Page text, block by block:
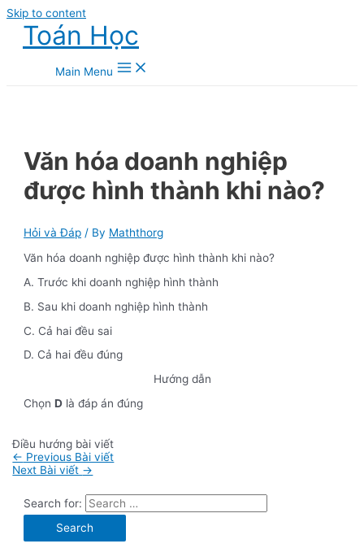
Skip to content
Toán Học
Main Menu
Văn hóa doanh nghiệp
được hình thành khi nào?
Hỏi và Đáp / By Maththorg
Văn hóa doanh nghiệp được hình thành khi nào?
A. Trước khi doanh nghiệp hình thành
B. Sau khi doanh nghiệp hình thành
C. Cả hai đều sai
D. Cả hai đều đúng
Hướng dẫn
ChọnD là đáp án đúng
Điều hướng bài viết
← Previous Bài viết
Next Bài viết →
Search for: